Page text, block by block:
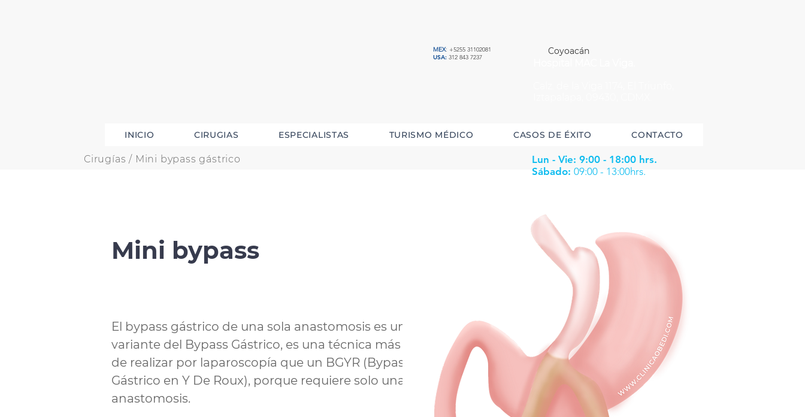
MEX: +5255 31102081
USA: 312 843 7237
Coyoacán
INICIO CIRUGIAS ESPECIALISTAS TURISMO MÉDICO CASOS DE ÉXITO CONTACTO
Cirugías / Mini bypass gástrico
Mini bypass
El bypass gástrico de una sola anastomosis es una
variante del Bypass Gástrico, es una técnica más fácil
de realizar por laparoscopía que un BGYR (Bypass
Gástrico en Y De Roux), porque requiere solo una
anastomosis.
Lun - Vie: 9:00 - 18:00 hrs.
Sábado: 09:00 - 13:00hrs.